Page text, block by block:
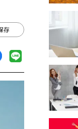
存